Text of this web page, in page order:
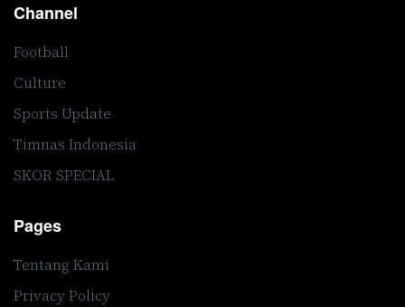
Channel
Football
Culture
Sports Update
Timnas Indonesia
SKOR SPECIAL
Pages
Tentang Kami
Privacy Policy